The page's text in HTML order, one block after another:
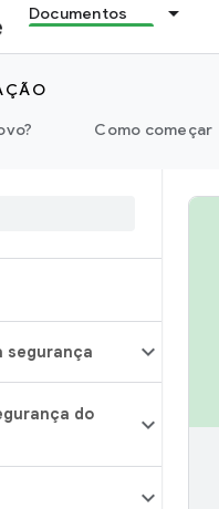
Documentos
Como começar
segurança
do